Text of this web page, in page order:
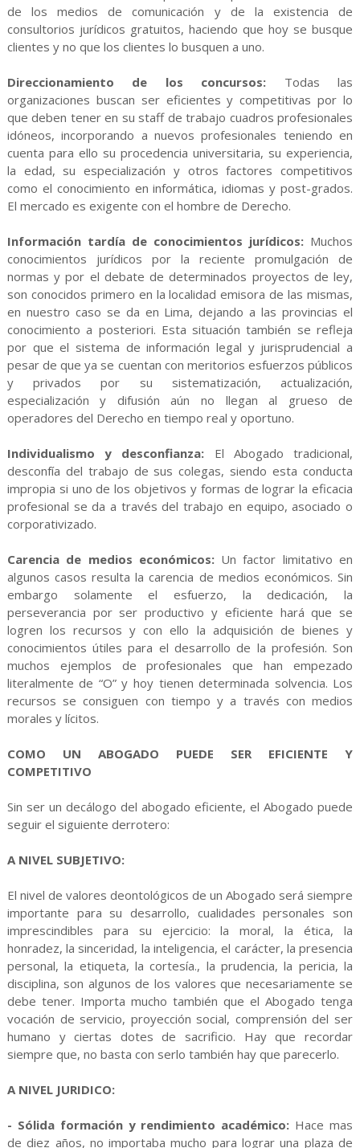
de los medios de comunicación y de la existencia de
consultorios jurídicos gratuitos, haciendo que hoy se busque
clientes y no que los clientes lo busquen a uno.
Direccionamiento de los concursos: Todas las
organizaciones buscan ser eficientes y competitivas por lo
que deben tener en su staff de trabajo cuadros profesionales
idóneos, incorporando a nuevos profesionales teniendo en
cuenta para ello su procedencia universitaria, su experiencia,
la edad, su especialización y otros factores competitivos
como el conocimiento en informática, idiomas y post-grados.
El mercado es exigente con el hombre de Derecho.
Información tardía de conocimientos jurídicos: Muchos
conocimientos jurídicos por la reciente promulgación de
normas y por el debate de determinados proyectos de ley,
son conocidos primero en la localidad emisora de las mismas,
en nuestro caso se da en Lima, dejando a las provincias el
conocimiento a posteriori. Esta situación también se refleja
por que el sistema de información legal y jurisprudencial a
pesar de que ya se cuentan con meritorios esfuerzos públicos
y privados por su sistematización, actualización,
especialización y difusión aún no llegan al grueso de
operadores del Derecho en tiempo real y oportuno.
Individualismo y desconfianza: El Abogado tradicional,
desconfía del trabajo de sus colegas, siendo esta conducta
impropia si uno de los objetivos y formas de lograr la eficacia
profesional se da a través del trabajo en equipo, asociado o
corporativizado.
Carencia de medios económicos:Un factor limitativo en
algunos casos resulta la carencia de medios económicos. Sin
embargo solamente el esfuerzo, la dedicación, la
perseverancia por ser productivo y eficiente hará que se
logren los recursos y con ello la adquisición de bienes y
conocimientos útiles para el desarrollo de la profesión. Son
muchos ejemplos de profesionales que han empezado
literalmente de “O” y hoy tienen determinada solvencia. Los
recursos se consiguen con tiempo y a través con medios
morales y lícitos.
COMO UN ABOGADO PUEDE SER EFICIENTE Y
COMPETITIVO
Sin ser un decálogo del abogado eficiente, el Abogado puede
seguir el siguiente derrotero:
A NIVEL SUBJETIVO:
El nivel de valores deontológicos de un Abogado será siempre
importante para su desarrollo, cualidades personales son
imprescindibles para su ejercicio: la moral, la ética, la
honradez, la sinceridad, la inteligencia, el carácter, la presencia
personal, la etiqueta, la cortesía., la prudencia, la pericia, la
disciplina, son algunos de los valores que necesariamente se
debe tener. Importa mucho también que el Abogado tenga
vocación de servicio, proyección social, comprensión del ser
humano y ciertas dotes de sacrificio. Hay que recordar
siempre que, no basta con serlo también hay que parecerlo.
A NIVEL JURIDICO:
- Sólida formación y rendimiento académico: Hace mas
de diez años, no importaba mucho para lograr una plaza de